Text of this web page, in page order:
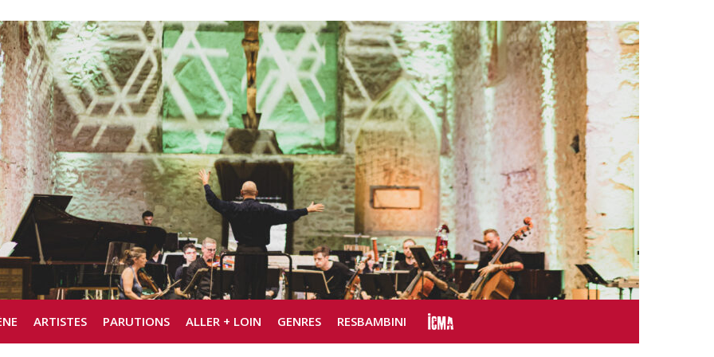
ARTISTES PARUTIONS ALLER + LOIN GENRES RESBAMBINI